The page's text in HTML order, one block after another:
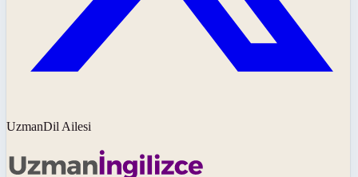
UzmanDil Ailesi